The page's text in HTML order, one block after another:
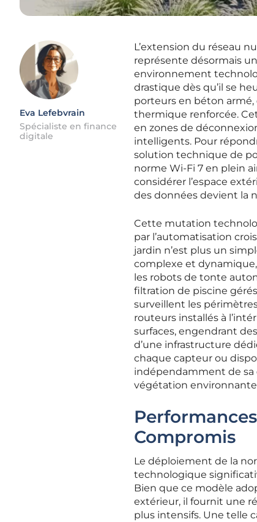
Eva Lefebvrain
Spécialiste en finance
digitale
L’extension du réseau
représente désormais
environnement
drastique dès qu’il se
porteurs en béton armé,
thermique renforcée.
en zones de
intelligents. Pour
solution technique de
norme Wi-Fi 7 en plein
considérer l’espace
des données devient la
Cette mutation
par l’automatisation
jardin n’est plus un
complexe et
les robots de tonte
filtration de piscine
surveillent les
routeurs installés à
surfaces, engendrant
d’une infrastructure
chaque capteur ou
indépendamment de sa
végétation
Compromis
Le déploiement de la
technologique
Bien que ce modèle
extérieur, il fournit une
plus intensifs. Une telle